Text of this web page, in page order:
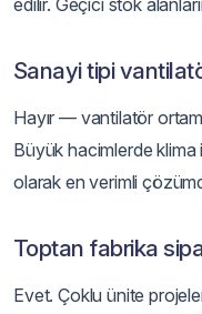
Sanayi tipi
Hayır — vantilatör
Büyük hacimlerde klima
olarak en verimli
Toptan fabrika
Evet. Çoklu ünite